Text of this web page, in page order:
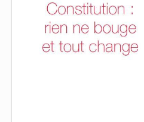
L'organisation des